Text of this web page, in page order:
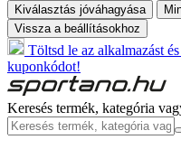
Kiválasztás jóváhagyása
Vissza a beállításokhoz
Töltsd le az alkalmazást
kuponkódot!
Keresés termék, kategória